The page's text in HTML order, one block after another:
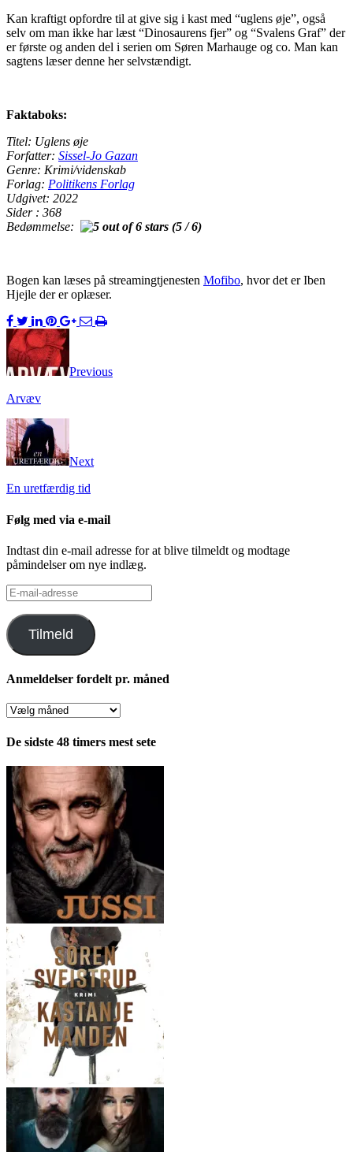
Kan kraftigt opfordre til at give sig i kast med “uglens øje”, også
selv om man ikke har læst “Dinosaurens fjer” og “Svalens Graf” der
er første og anden del i serien om Søren Marhauge og co. Man kan
sagtens læser denne her selvstændigt.
Faktaboks:
Titel: Uglens øje
Forfatter: Sissel-Jo Gazan
Genre: Krimi/videnskab
Forlag: Politikens Forlag
Udgivet: 2022
Sider : 368
Bedømmelse:
(5 / 6)
Bogen kan læses på streamingtjenesten Mofibo, hvor det er Iben
Hjejle der er oplæser.
Previous
Arvæv
Next
En uretfærdig tid
Følg med via e-mail
Indtast din e-mail adresse for at blive tilmeldt og modtage
påmindelser om nye indlæg.
E-
mail-
adresse
Tilmeld
Anmeldelser fordelt pr. måned
Anmeldelser
pr.
De sidste 48 timers mest sete